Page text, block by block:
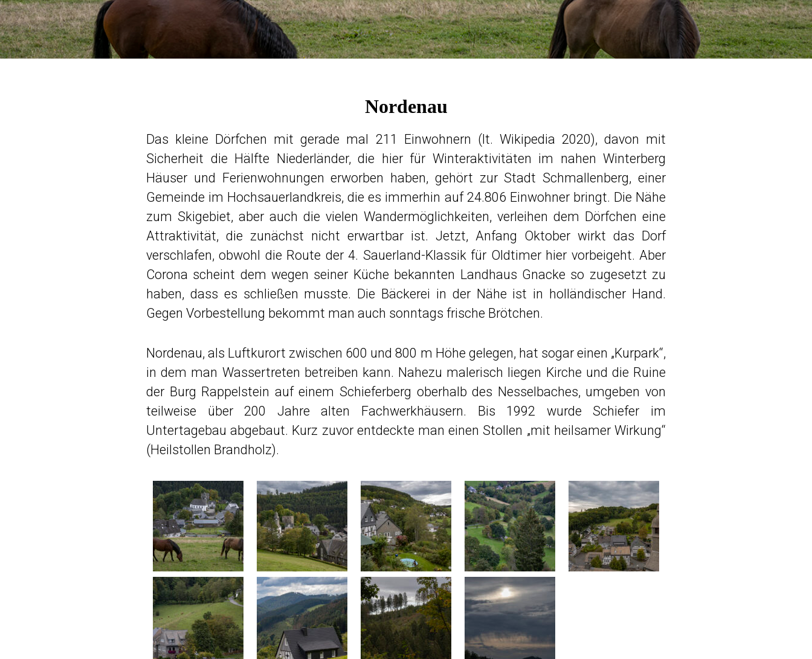
Nordenau
Das kleine Dörfchen mit gerade mal 211 Einwohnern (lt. Wikipedia 2020), davon mit
Sicherheit die Hälfte Niederländer, die hier für Winteraktivitäten im nahen Winterberg
Häuser und Ferienwohnungen erworben haben, gehört zur Stadt Schmallenberg, einer
Gemeinde im Hochsauerlandkreis, die es immerhin auf 24.806 Einwohner bringt. Die Nähe
zum Skigebiet, aber auch die vielen Wandermöglichkeiten, verleihen dem Dörfchen eine
Attraktivität, die zunächst nicht erwartbar ist. Jetzt, Anfang Oktober wirkt das Dorf
verschlafen, obwohl die Route der 4. Sauerland-Klassik für Oldtimer hier vorbeigeht. Aber
Corona scheint dem wegen seiner Küche bekannten Landhaus Gnacke so zugesetzt zu
haben, dass es schließen musste. Die Bäckerei in der Nähe ist in holländischer Hand.
Gegen Vorbestellung bekommt man auch sonntags frische Brötchen.
Nordenau, als Luftkurort zwischen 600 und 800 m Höhe gelegen, hat sogar einen „Kurpark“,
in dem man Wassertreten betreiben kann. Nahezu malerisch liegen Kirche und die Ruine
der Burg Rappelstein auf einem Schieferberg oberhalb des Nesselbaches, umgeben von
teilweise über 200 Jahre alten Fachwerkhäusern. Bis 1992 wurde Schiefer im
Untertagebau abgebaut. Kurz zuvor entdeckte man einen Stollen „mit heilsamer Wirkung“
(Heilstollen Brandholz).